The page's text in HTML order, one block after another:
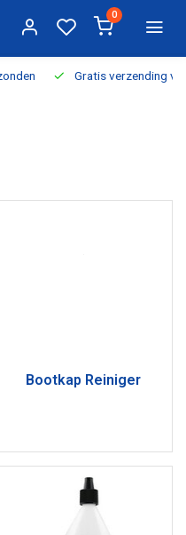
0
Gratis verzending
Bootkap Reiniger